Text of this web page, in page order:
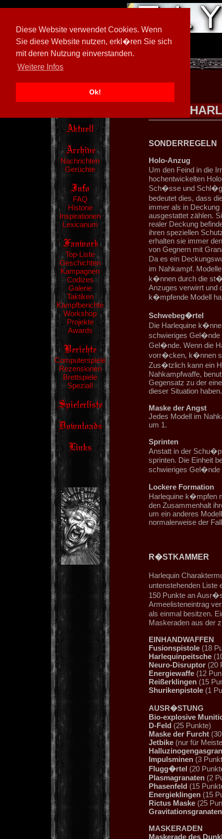
Diese Website verwendet Cookies. Wenn
Sie diese Website nutzen, erkl�ren Sie sich
mit deren Nutzung einverstanden.
Weitere Infos
Ok!
[ 597026/M3]
Nachrichten
Gerüchte
FAQ
Historie
Inspirationen
Lexicanum
Top-Liste
Geschichten
Kampagnen
Codizes
Galerie
Taktiken
Kampfberichte
Workshop
Projekte
Awards
Computerspiele
Rezensionen
Brettspiele
Spezial!
SONDERREGELN
Holo-Anzug
Um den Feind in die
hochentwickelten
Sch�sse und
bedeutet dies, dass
immer als in
ausgestattet zählen.
realer Deckung
ihren speziellen
erhalten sie immer
von Gegnern mit
Da es ein
im Nahkampf.
k�nnen durch die
Anzuges verwirrt und
k�mpfende Modell
Schwebeg�rtel
Die Harlequine
schwieriges
Gel�nde. Wenn die
vorr�cken, k�nnen
Zus�tzlich kann ein
Nahkampfwaffe,
Gegensatz zu der
dieser Situation haben.
Maske der Angst
Jedes Modell im
um 1.
Sprinten
Anstatt in der
sprinten. Die Einheit
schwieriges Gel�nde
Lockere Formation
Harlequine k�mpfen
den Zusammenhalt
um ein anderes
normalerweise der
R�STKAMMER
Harlequin
untenstehenden
150 Punkte an
Armeelisteneintrag
als einmal besitzen.
Maskeraden aus der
EINHANDWAFFEN
Fusionspistole(18
Harlequinpeitsche
Neuro-Disruptor(20
Energiewaffe(12
Reißerklingen(15
Shurikenpistole(1
AUSR�STUNG
Bio-explosive
D-Feld (25 Punkte)
Maske der Furcht(30
Jetbike(nur für
Impulsminen(3
Flugg�rtel (20
Plasmagranaten(2
Phasenfeld (15
Energieklingen(15
Rictus Maske(25
Gravitationsgranaten
MASKERADEN
Maskerade des